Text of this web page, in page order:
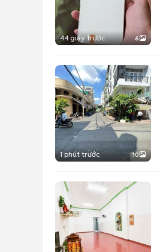
44 giây trước 6
1 phút trước 10